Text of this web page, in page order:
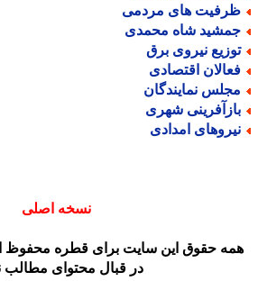
های مردمی
شاه محمدی
نیروی برق
اقتصادی
نمایندگان
شهری
امدادی
نسخه اصلی
حقوق این سایت برای قطره محفوظ
در قبال محتوای مطالب